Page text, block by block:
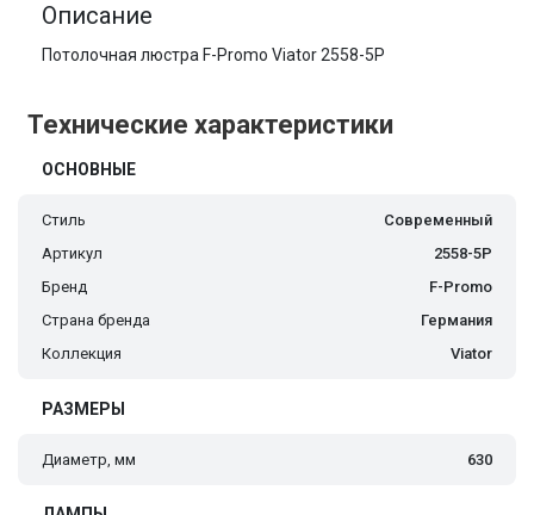
Описание
Потолочная люстра F-Promo Viator 2558-5P
Технические характеристики
ОСНОВНЫЕ
Стиль
Современный
Артикул
2558-5P
Бренд
F-Promo
Страна бренда
Германия
Коллекция
Viator
РАЗМЕРЫ
Диаметр, мм 630